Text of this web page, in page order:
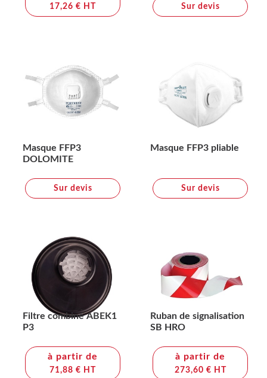
17,26 € HT Sur devis
Masque FFP3
DOLOMITE
Sur devis
Masque FFP3 pliable
Sur devis
Filtre combiné ABEK1
P3
à partir de
71,88 € HT
Ruban de signalisation
SB HRO
à partir de
273,60 € HT